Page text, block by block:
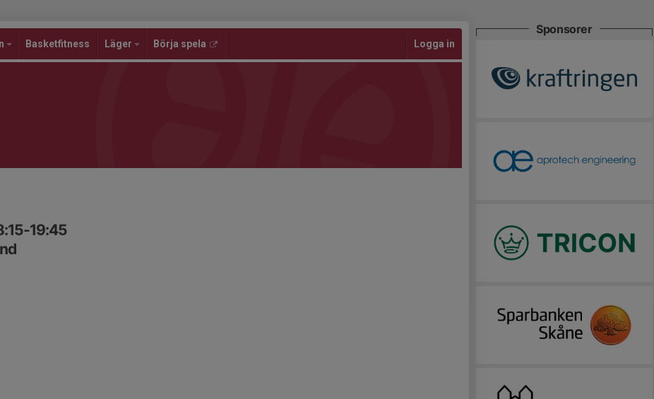
Basketfitness Läger Börja spela Logga in
19:45
Sponsorer